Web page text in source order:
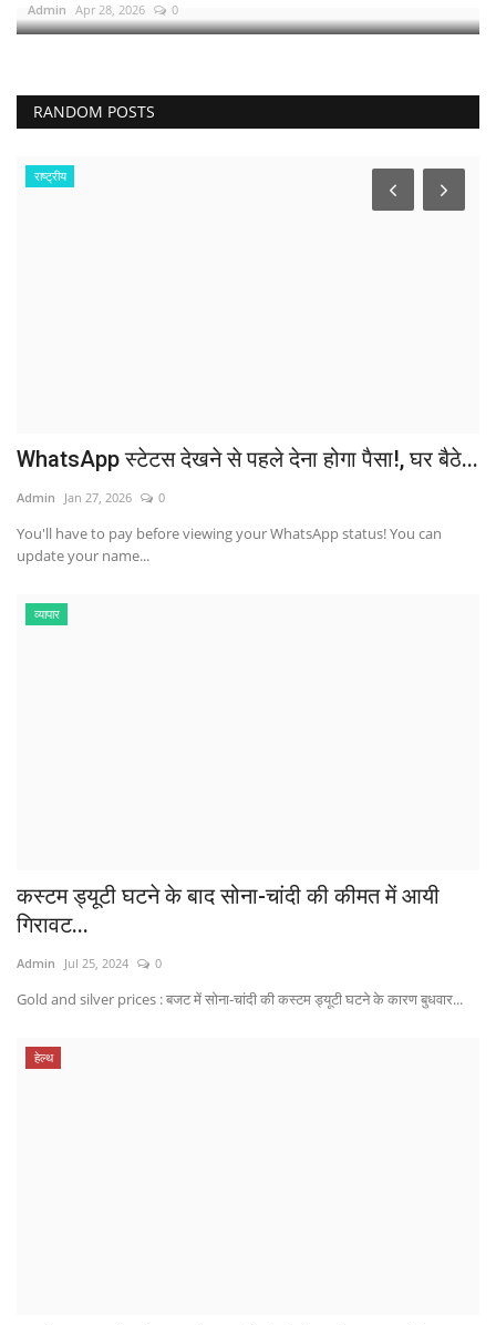
Admin Apr 28, 2026 0
RANDOM POSTS
राष्ट्रीय
WhatsApp स्टेटस देखने से पहले देना होगा पैसा!, घर बैठे...
Admin Jan 27, 2026 0
You'll have to pay before viewing your WhatsApp status! You can
update your name...
व्यापार
कस्टम ड्यूटी घटने के बाद सोना-चांदी की कीमत में आयी
गिरावट...
Admin Jul 25, 2024 0
Gold and silver prices : बजट में सोना-चांदी की कस्टम ड्यूटी घटने के कारण बुधवार...
हेल्थ